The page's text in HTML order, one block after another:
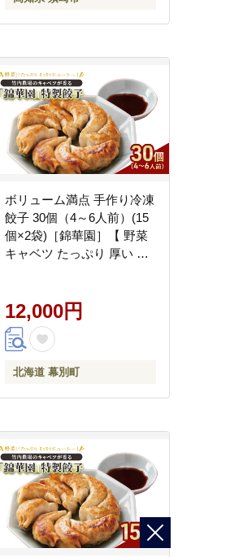
とうもろこし 大根 小松菜
ニンジン 人参 ぽんかん ゆ
ボリューム満点 手作り冷凍
餃子 30個（4～6人前）(15
個×2袋)［錦華園］【 野菜
キャベツ たっぷり 厚い 手
十勝 幕別 】
12,000円
北海道 幕別町